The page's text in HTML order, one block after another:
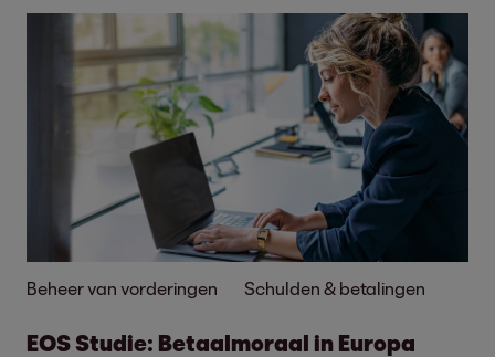
Beheer van vorderingen Schulden & betalingen
EOS Studie: Betaalmoraal in Europa